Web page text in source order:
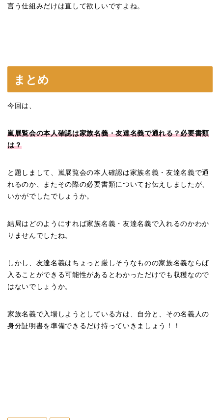
言う仕組みだけは直して欲しいですよね。
まとめ
今回は、
嵐展覧会の本人確認は家族名義・友達名義で通れる？必要書類
は？
と題しまして、嵐展覧会の本人確認は家族名義・友達名義で通
れるのか、またその際の必要書類についてお伝えしましたが、
いかがでしたでしょうか。
結局はどのようにすれば家族名義・友達名義で入れるのかわか
りませんでしたね。
しかし、友達名義はちょっと厳しそうなものの家族名義ならば
入ることができる可能性があるとわかっただけでも収穫なので
はないでしょうか。
家族名義で入場しようとしている方は、自分と、その名義人の
身分証明書を準備できるだけ持っていきましょう！！